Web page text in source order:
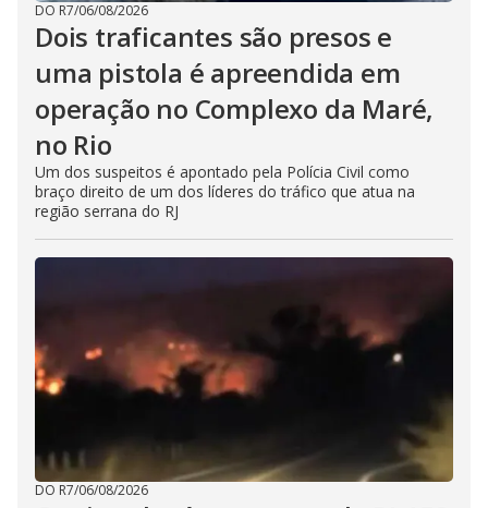
DO R7/06/08/2026
Dois traficantes são presos e
uma pistola é apreendida em
operação no Complexo da Maré,
no Rio
Um dos suspeitos é apontado pela Polícia Civil como
braço direito de um dos líderes do tráfico que atua na
região serrana do RJ
DO R7/06/08/2026